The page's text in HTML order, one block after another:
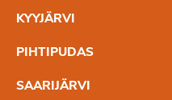
KYYJÄRVI
PIHTIPUDAS
SAARIJÄRVI